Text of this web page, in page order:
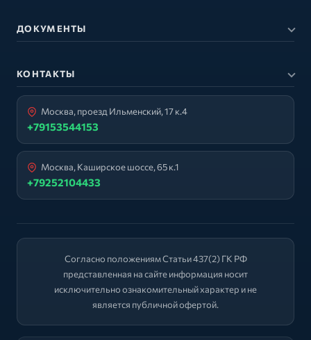
ДОКУМЕНТЫ
КОНТАКТЫ
Москва, проезд Ильменский, 17 к.4
+79153544153
Москва, Каширское шоссе, 65 к.1
+79252104433
Согласно положениям Статьи 437(2) ГК РФ
представленная на сайте информация носит
исключительно ознакомительный характер и не
является публичной офертой.